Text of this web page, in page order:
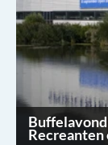
Recreanten